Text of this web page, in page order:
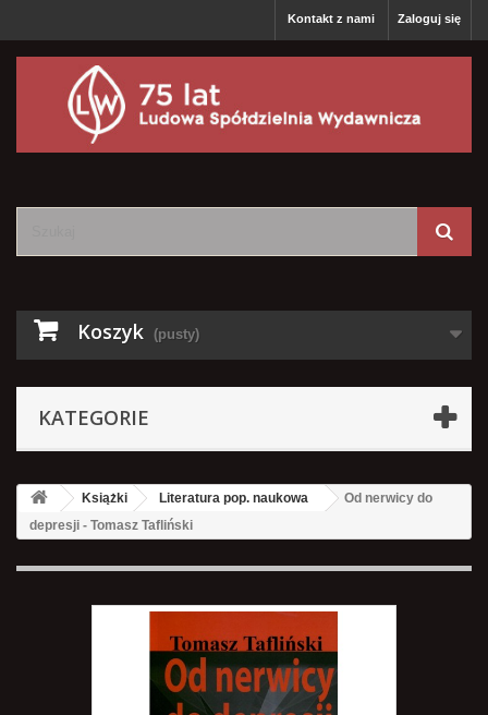
Zaloguj się
Kontakt z nami
Koszyk (pusty)
KATEGORIE
Książki Literatura pop. naukowa
Od nerwicy do
depresji - Tomasz Tafliński